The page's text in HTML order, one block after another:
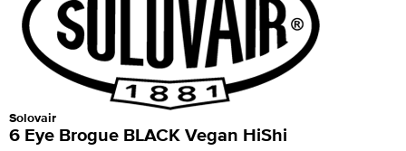
Solovair
6 Eye Brogue BLACK Vegan HiShi